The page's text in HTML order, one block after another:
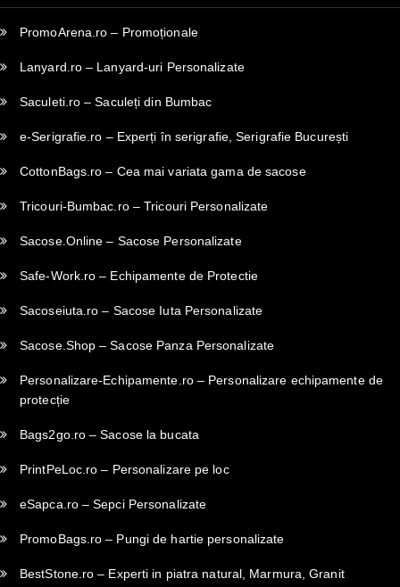
PromoArena.ro – Promoționale
Lanyard.ro – Lanyard-uri Personalizate
Saculeti.ro – Saculeți din Bumbac
e-Serigrafie.ro – Experți în serigrafie, Serigrafie București
CottonBags.ro – Cea mai variata gama de sacose
Tricouri-Bumbac.ro – Tricouri Personalizate
Sacose.Online – Sacose Personalizate
Safe-Work.ro – Echipamente de Protectie
Sacoseiuta.ro – Sacose Iuta Personalizate
Sacose.Shop – Sacose Panza Personalizate
Personalizare-Echipamente.ro – Personalizare echipamente de
protecție
Bags2go.ro – Sacose la bucata
PrintPeLoc.ro – Personalizare pe loc
eSapca.ro – Sepci Personalizate
PromoBags.ro – Pungi de hartie personalizate
BestStone.ro – Experti in piatra natural, Marmura, Granit